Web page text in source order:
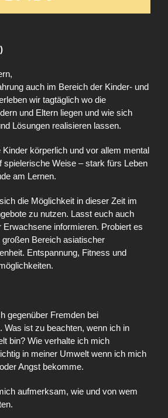
auch im Bereich der Kinder- und
wir tagtäglich wo die
und Eltern liegen und wie sich
Lösungen realisieren lassen.
körperlich und vor allem mental
spielerische Weise – stark fürs Leben
am Lernen.
die Möglichkeit in dieser Zeit im
zu nutzen. Lasst euch auch
Erwachsene informieren. Probiert es
Bereich asiatischer
Entspannung, Fitness und
gegenüber Fremden bei
Was ist zu beachten, wenn ich in
bin? Wie verhalte ich mich
in meiner Umwelt wenn ich mich
Angst bekomme.
aufmerksam, wie und von wem